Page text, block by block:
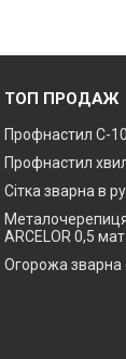
ТОП ПРОДАЖ
Профнастил С-10
Профнастил
Сітка зварна в
ARCELOR 0,5 мат
Огорожа зварна